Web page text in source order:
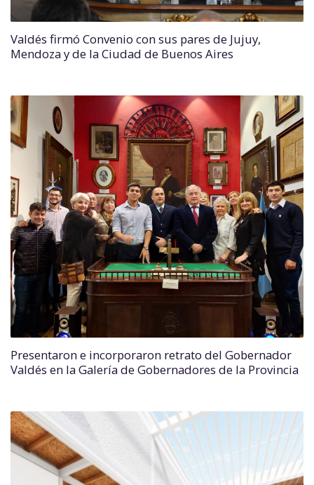
Valdés firmó Convenio con sus pares de Jujuy,
Mendoza y de la Ciudad de Buenos Aires
Presentaron e incorporaron retrato del Gobernador
Valdés en la Galería de Gobernadores de la Provincia